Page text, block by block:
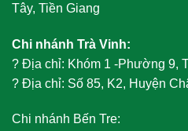
Tây, Tiền Giang
Chi nhánh Trà Vinh:
? Địa chỉ: Khóm 1 -Phường 9,
? Địa chỉ: Số 85, K2, Huyện
Chi nhánh Bến Tre: